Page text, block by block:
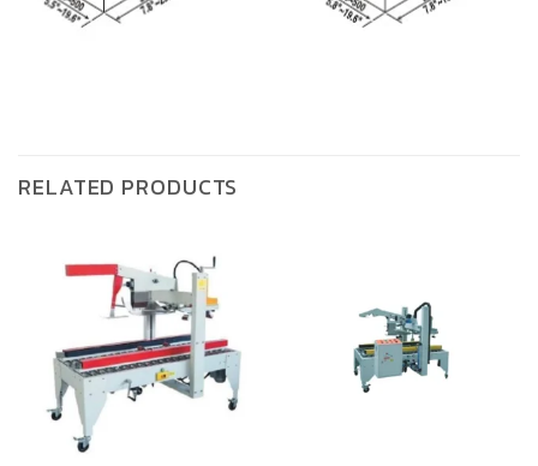
RELATED PRODUCTS